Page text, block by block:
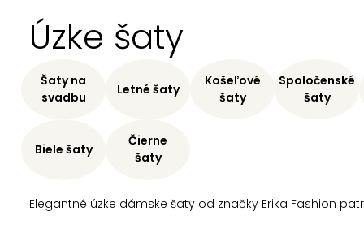
Úzke šaty
Elegantné úzke dámske šaty od značky Erika Fashion
Šaty na
svadbu
Letné šaty
Košeľové
šaty
Spoločenské
šaty
Biele šaty
Čierne
šaty